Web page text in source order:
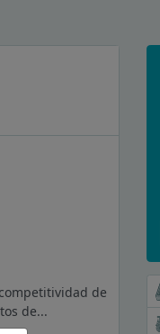
de
de...